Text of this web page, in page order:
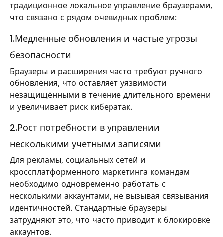
традиционное локальное управление браузерами,
что связано с рядом очевидных проблем:
1.Медленные обновления и частые угрозы
безопасности
Браузеры и расширения часто требуют ручного
обновления, что оставляет уязвимости
незащищёнными в течение длительного времени
и увеличивает риск кибератак.
2.Рост потребности в управлении
несколькими учетными записями
Для рекламы, социальных сетей и
кроссплатформенного маркетинга командам
необходимо одновременно работать с
несколькими аккаунтами, не вызывая связывания
идентичностей. Стандартные браузеры
затрудняют это, что часто приводит к блокировке
аккаунтов.